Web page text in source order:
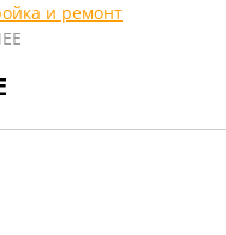
и ремонт